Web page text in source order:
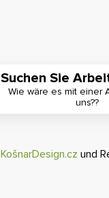
Suchen Sie
Wie wäre es mit einer
uns??
KošnarDesign.cz und